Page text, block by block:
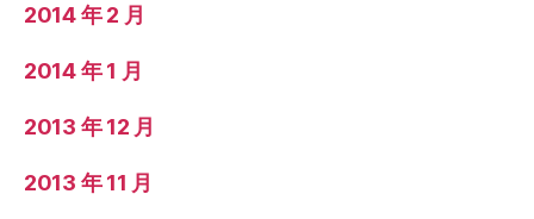
2014 年 2 月
2014 年 1 月
2013 年 12 月
2013 年 11 月